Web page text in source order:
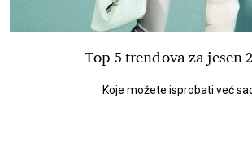
Top 5 trendova za jesen
Koje možete isprobati već